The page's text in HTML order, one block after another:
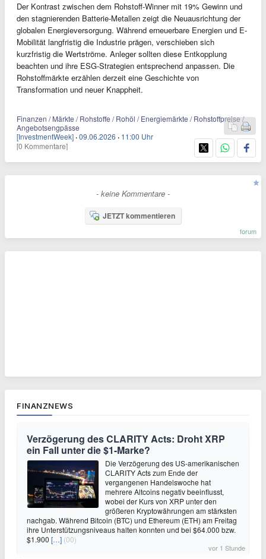
Der Kontrast zwischen dem Rohstoff-Winner mit 19% Gewinn und
den stagnierenden Batterie-Metallen zeigt die Neuausrichtung der
globalen Energieversorgung. Während erneuerbare Energien und E-
Mobilität langfristig die Industrie prägen, verschieben sich
kurzfristig die Wertströme. Anleger sollten diese Entkopplung
beachten und ihre ESG-Strategien entsprechend anpassen. Die
Rohstoffmärkte erzählen derzeit eine Geschichte von
Transformation und neuer Knappheit.
Finanzen / Märkte / Rohstoffe / Rohöl / Energiemärkte / Rohstoffpreise /
Angebotsengpässe
[InvestmentWeek] ·09.06.2026 · 11:00 Uhr
[0 Kommentare]
- keine Kommentare -
JETZT kommentieren
forum
FINANZNEWS
Verzögerung des CLARITY Acts: Droht XRP
ein Fall unter die $1-Marke?
Die Verzögerung des US-amerikanischen
CLARITY Acts zum Ende der
vergangenen Handelswoche hat
mehrere Altcoins negativ beeinflusst,
wobei der Kurs von XRP unter den
größeren Kryptowährungen am stärksten
nachgab. Während Bitcoin (BTC) und Ethereum (ETH) am Freitag
ihre Unterstützungsniveaus halten konnten und bei $64.000 bzw.
$1.900 […] (00)
vor 1 Stunde